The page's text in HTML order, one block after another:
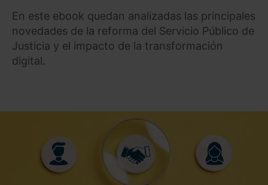
En este ebook quedan analizadas las principales
novedades de la reforma del Servicio Público de
Justicia y el impacto de la transformación
digital.